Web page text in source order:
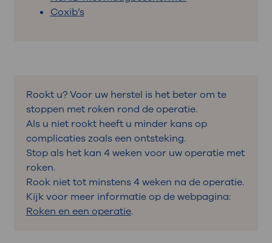
Coxib’s
Rookt u? Voor uw herstel is het beter om te
stoppen met roken rond de operatie.
Als u niet rookt heeft u minder kans op
complicaties zoals een ontsteking.
Stop als het kan 4 weken voor uw operatie met
roken.
Rook niet tot minstens 4 weken na de operatie.
Kijk voor meer informatie op de webpagina:
Roken en een operatie.